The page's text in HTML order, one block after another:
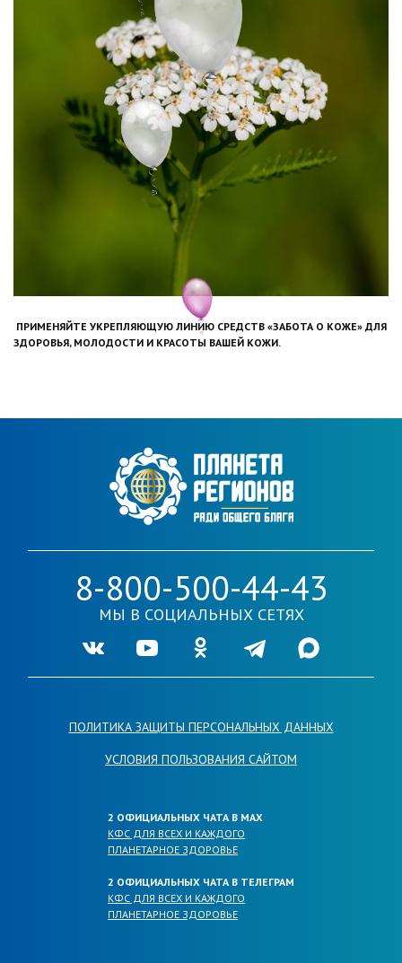
ПРИМЕНЯЙТЕ УКРЕПЛЯЮЩУЮ ЛИНИЮ СРЕДСТВ «ЗАБОТА О КОЖЕ» ДЛЯ
ЗДОРОВЬЯ, МОЛОДОСТИ И КРАСОТЫ ВАШЕЙ КОЖИ.
8-800-500-44-43
МЫ В СОЦИАЛЬНЫХ СЕТЯХ
Ссылка на нашу группу во VKontakte
Ссылка на наш канал в Youtube
Ссылка на нашу группу в
Ссылка на наш канал в
Ссылка на наш
ПОЛИТИКА ЗАЩИТЫ ПЕРСОНАЛЬНЫХ ДАННЫХ
УСЛОВИЯ ПОЛЬЗОВАНИЯ САЙТОМ
2 ОФИЦИАЛЬНЫХ ЧАТА В МАХ
КФС ДЛЯ ВСЕХ И КАЖДОГО
ПЛАНЕТАРНОЕ ЗДОРОВЬЕ
2 ОФИЦИАЛЬНЫХ ЧАТА В ТЕЛЕГРАМ
КФС ДЛЯ ВСЕХ И КАЖДОГО
ПЛАНЕТАРНОЕ ЗДОРОВЬЕ